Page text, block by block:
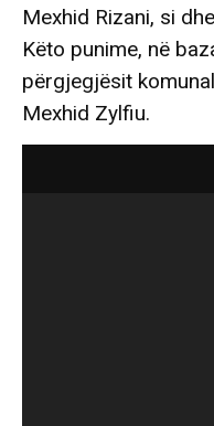
Mexhid Rizani, si
Këto punime, në
përgjegjësit
Mexhid Zylfiu.